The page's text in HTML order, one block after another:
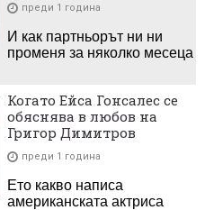
преди 1 година
И как партньорът ни ни
променя за няколко месеца
Когато Ейса Гонсалес се
обяснява в любов на
Григор Димитров
преди 1 година
Ето какво написа
американската актриса